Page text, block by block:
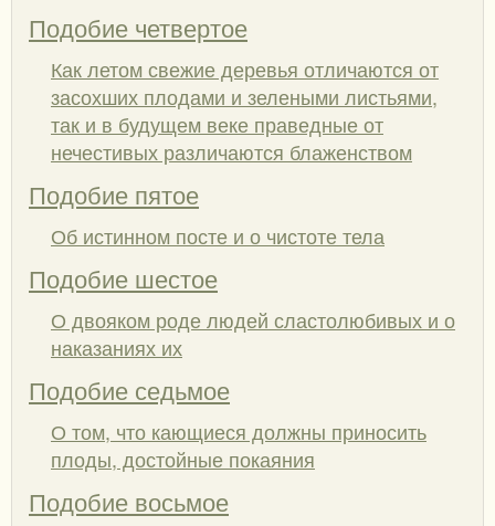
Подобие четвертое
Как летом свежие деревья отличаются от
засохших плодами и зелеными листьями,
так и в будущем веке праведные от
нечестивых различаются блаженством
Подобие пятое
Об истинном посте и о чистоте тела
Подобие шестое
О двояком роде людей сластолюбивых и о
наказаниях их
Подобие седьмое
О том, что кающиеся должны приносить
плоды, достойные покаяния
Подобие восьмое